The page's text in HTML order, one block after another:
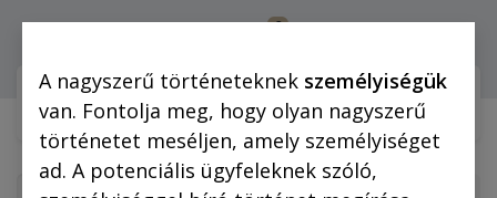
0
Webshop (mobilra)
A nagyszerű történeteknek személyiségük
van. Fontolja meg, hogy olyan nagyszerű
történetet meséljen, amely személyiséget
ad. A potenciális ügyfeleknek szóló,